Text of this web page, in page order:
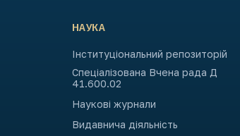
НАУКА
Інституціональний репозиторій
Спеціалізована Вчена рада Д
41.600.02
Наукові журнали
Видавнича діяльність